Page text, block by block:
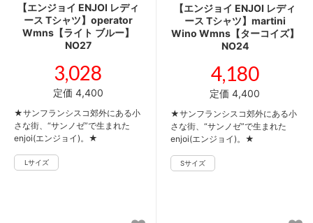
【エンジョイ ENJOI レディ
ース Tシャツ】operator
Wmns【ライト ブルー】
NO27
3,028
定価 4,400
★サンフランシスコ郊外にある小
さな街、“サンノゼ”で生まれた
enjoi(エンジョイ)。★
【エンジョイ ENJOI レディ
ース Tシャツ】martini
Wino Wmns【ターコイズ】
NO24
4,180
定価 4,400
★サンフランシスコ郊外にある小
さな街、“サンノゼ”で生まれた
enjoi(エンジョイ)。★